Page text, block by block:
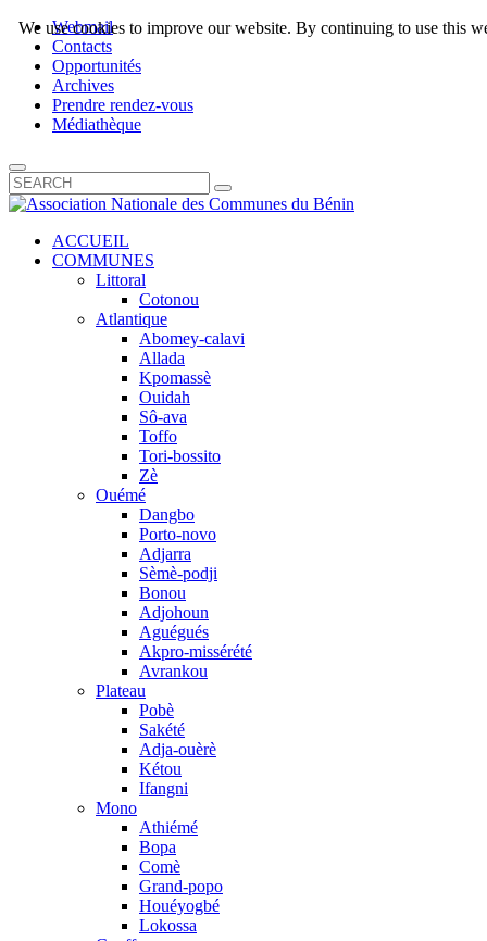
Webmail
Contacts
Opportunités
Archives
Prendre rendez-vous
Médiathèque
ACCUEIL
COMMUNES
Littoral
Cotonou
Atlantique
Abomey-calavi
Allada
Kpomassè
Ouidah
Sô-ava
Toffo
Tori-bossito
Zè
Ouémé
Dangbo
Porto-novo
Adjarra
Sèmè-podji
Bonou
Adjohoun
Aguégués
Akpro-missérété
Avrankou
Plateau
Pobè
Sakété
Adja-ouèrè
Kétou
Ifangni
Mono
Athiémé
Bopa
Comè
Grand-popo
Houéyogbé
Lokossa
We use cookies to improve our website. By continuing to use this